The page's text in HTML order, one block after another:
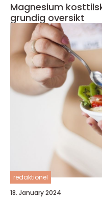
Magnesium
grundig oversikt
redaktionel
18. January 2024